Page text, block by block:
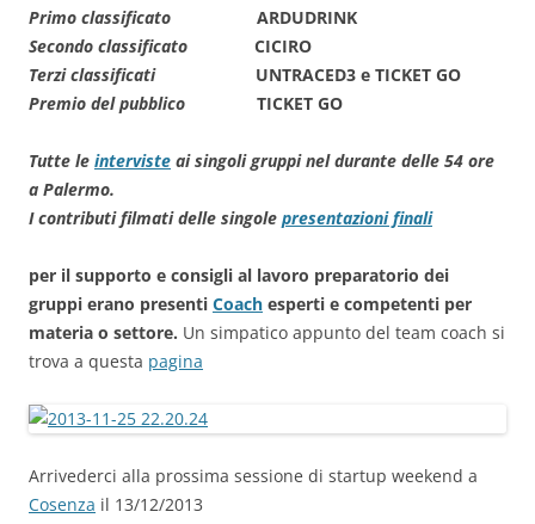
Primo classificato ARDUDRINK
Secondo classificato CICIRO
Terzi classificati
UNTRACED3 e TICKET GO
Premio del pubblico TICKET GO
Tutte le interviste ai singoli gruppi nel durante delle 54 ore
a Palermo.
I contributi filmati delle singole presentazioni finali
per il supporto e consigli al lavoro preparatorio dei
gruppi erano presenti Coach esperti e competenti per
materia o settore. Un simpatico appunto del team coach si
trova a questa pagina
Arrivederci alla prossima sessione di startup weekend a
Cosenza il 13/12/2013